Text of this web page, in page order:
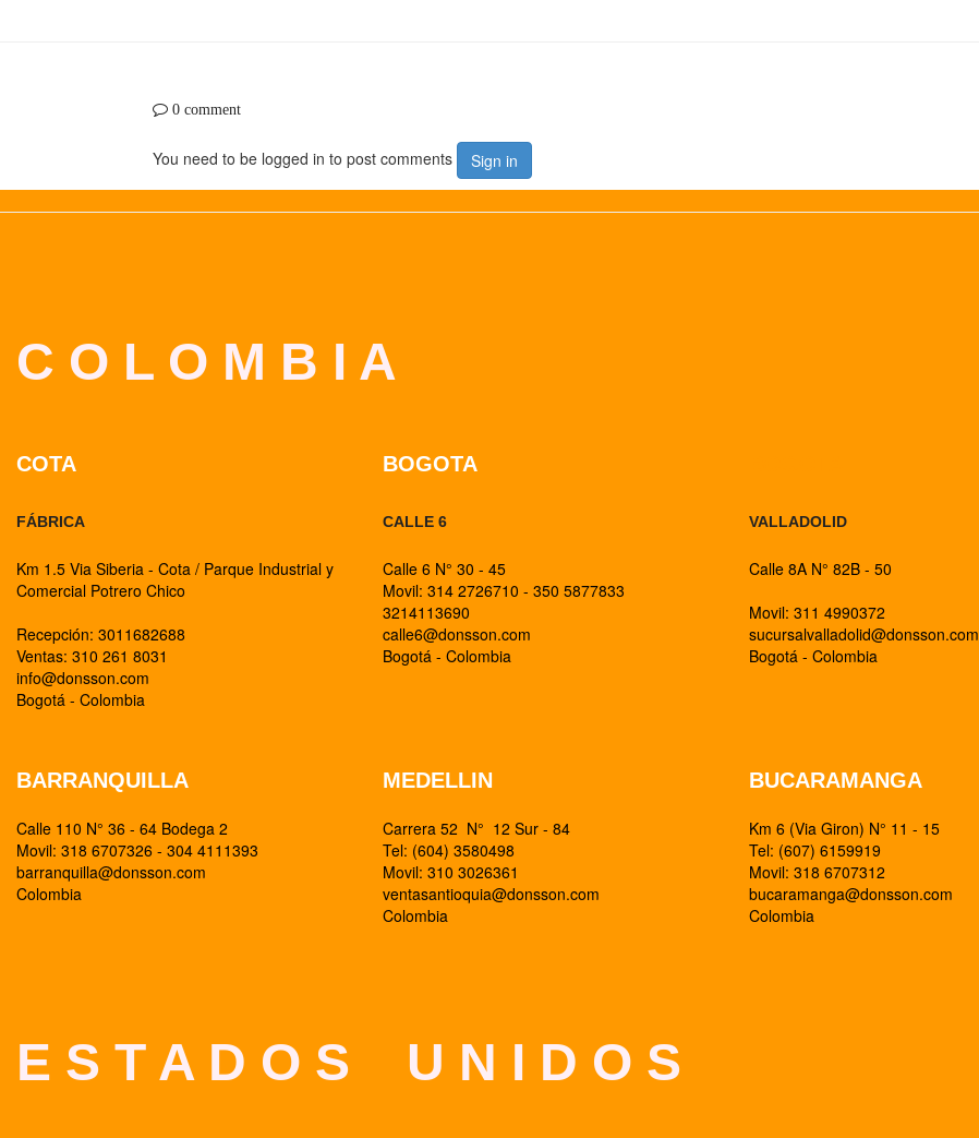
0 comment
You need to be logged in to post comments Sign in
C O L O M B I A
COTA
FÁBRICA
Km 1.5 Via Siberia - Cota / Parque Industrial y
Comercial Potrero Chico
Recepción: 3011682688
Ventas: 310 261 8031
info@donsson.com
Bogotá - Colombia
BOGOTA
CALLE 6
Calle 6 N° 30 - 45
Movil: 314 2726710 - 350 5877833
3214113690
calle6@donsson.com
Bogotá - Colombia
VALLADOLID
Calle 8A N° 82B - 50
Movil: 311 4990372
sucursalvalladolid@donsson.com
Bogotá - Colombia
BARRANQUILLA
Calle 110 N° 36 - 64 Bodega 2
Movil: 318 6707326 - 304 4111393
barranquilla@donsson.com
Colombia
MEDELLIN
Carrera 52 N° 12 Sur - 84
Tel: (604) 3580498
Movil: 310 3026361
ventasantioquia@donsson.com
Colombia
BUCARAMANGA
Km 6 (Via Giron) N° 11 - 15
Tel: (607) 6159919
Movil: 318 6707312
bucaramanga@donsson.com
Colombia
E S T A D O S U N I D O S